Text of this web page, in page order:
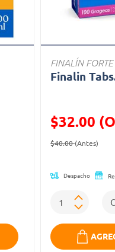
FINALÍN FORTE
Finalin
$32.00
Precio
$40.00(Antes)
Despacho